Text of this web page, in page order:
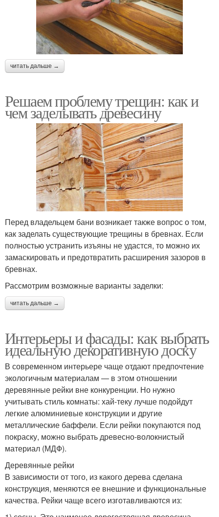
читать дальше →
Решаем проблему трещин: как и
чем заделывать древесину
Перед владельцем бани возникает также вопрос о том,
как заделать существующие трещины в бревнах. Если
полностью устранить изъяны не удастся, то можно их
замаскировать и предотвратить расширения зазоров в
бревнах.
Рассмотрим возможные варианты заделки:
читать дальше →
Интерьеры и фасады: как выбрать
идеальную декоративную доску
В современном интерьере чаще отдают предпочтение
экологичным материалам — в этом отношении
деревянные рейки вне конкуренции. Но нужно
учитывать стиль комнаты: хай-теку лучше подойдут
легкие алюминиевые конструкции и другие
металлические баффели. Если рейки покупаются под
покраску, можно выбрать древесно-волокнистый
материал (МДФ).
Деревянные рейки
В зависимости от того, из какого дерева сделана
конструкция, меняются ее внешние и функциональные
качества. Рейки чаще всего изготавливаются из: